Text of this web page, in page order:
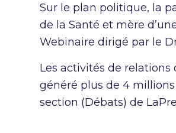
Sur le plan politique, la
de la Santé et mère
Webinaire dirigé par le
Les activités de relations
généré plus de 4 millions
section (Débats) de